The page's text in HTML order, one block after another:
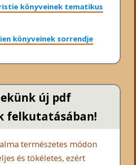
könyveinek tematikus
könyveinek sorrendje
új pdf
felkutatásában!
természetes módon
és tökéletes, ezért